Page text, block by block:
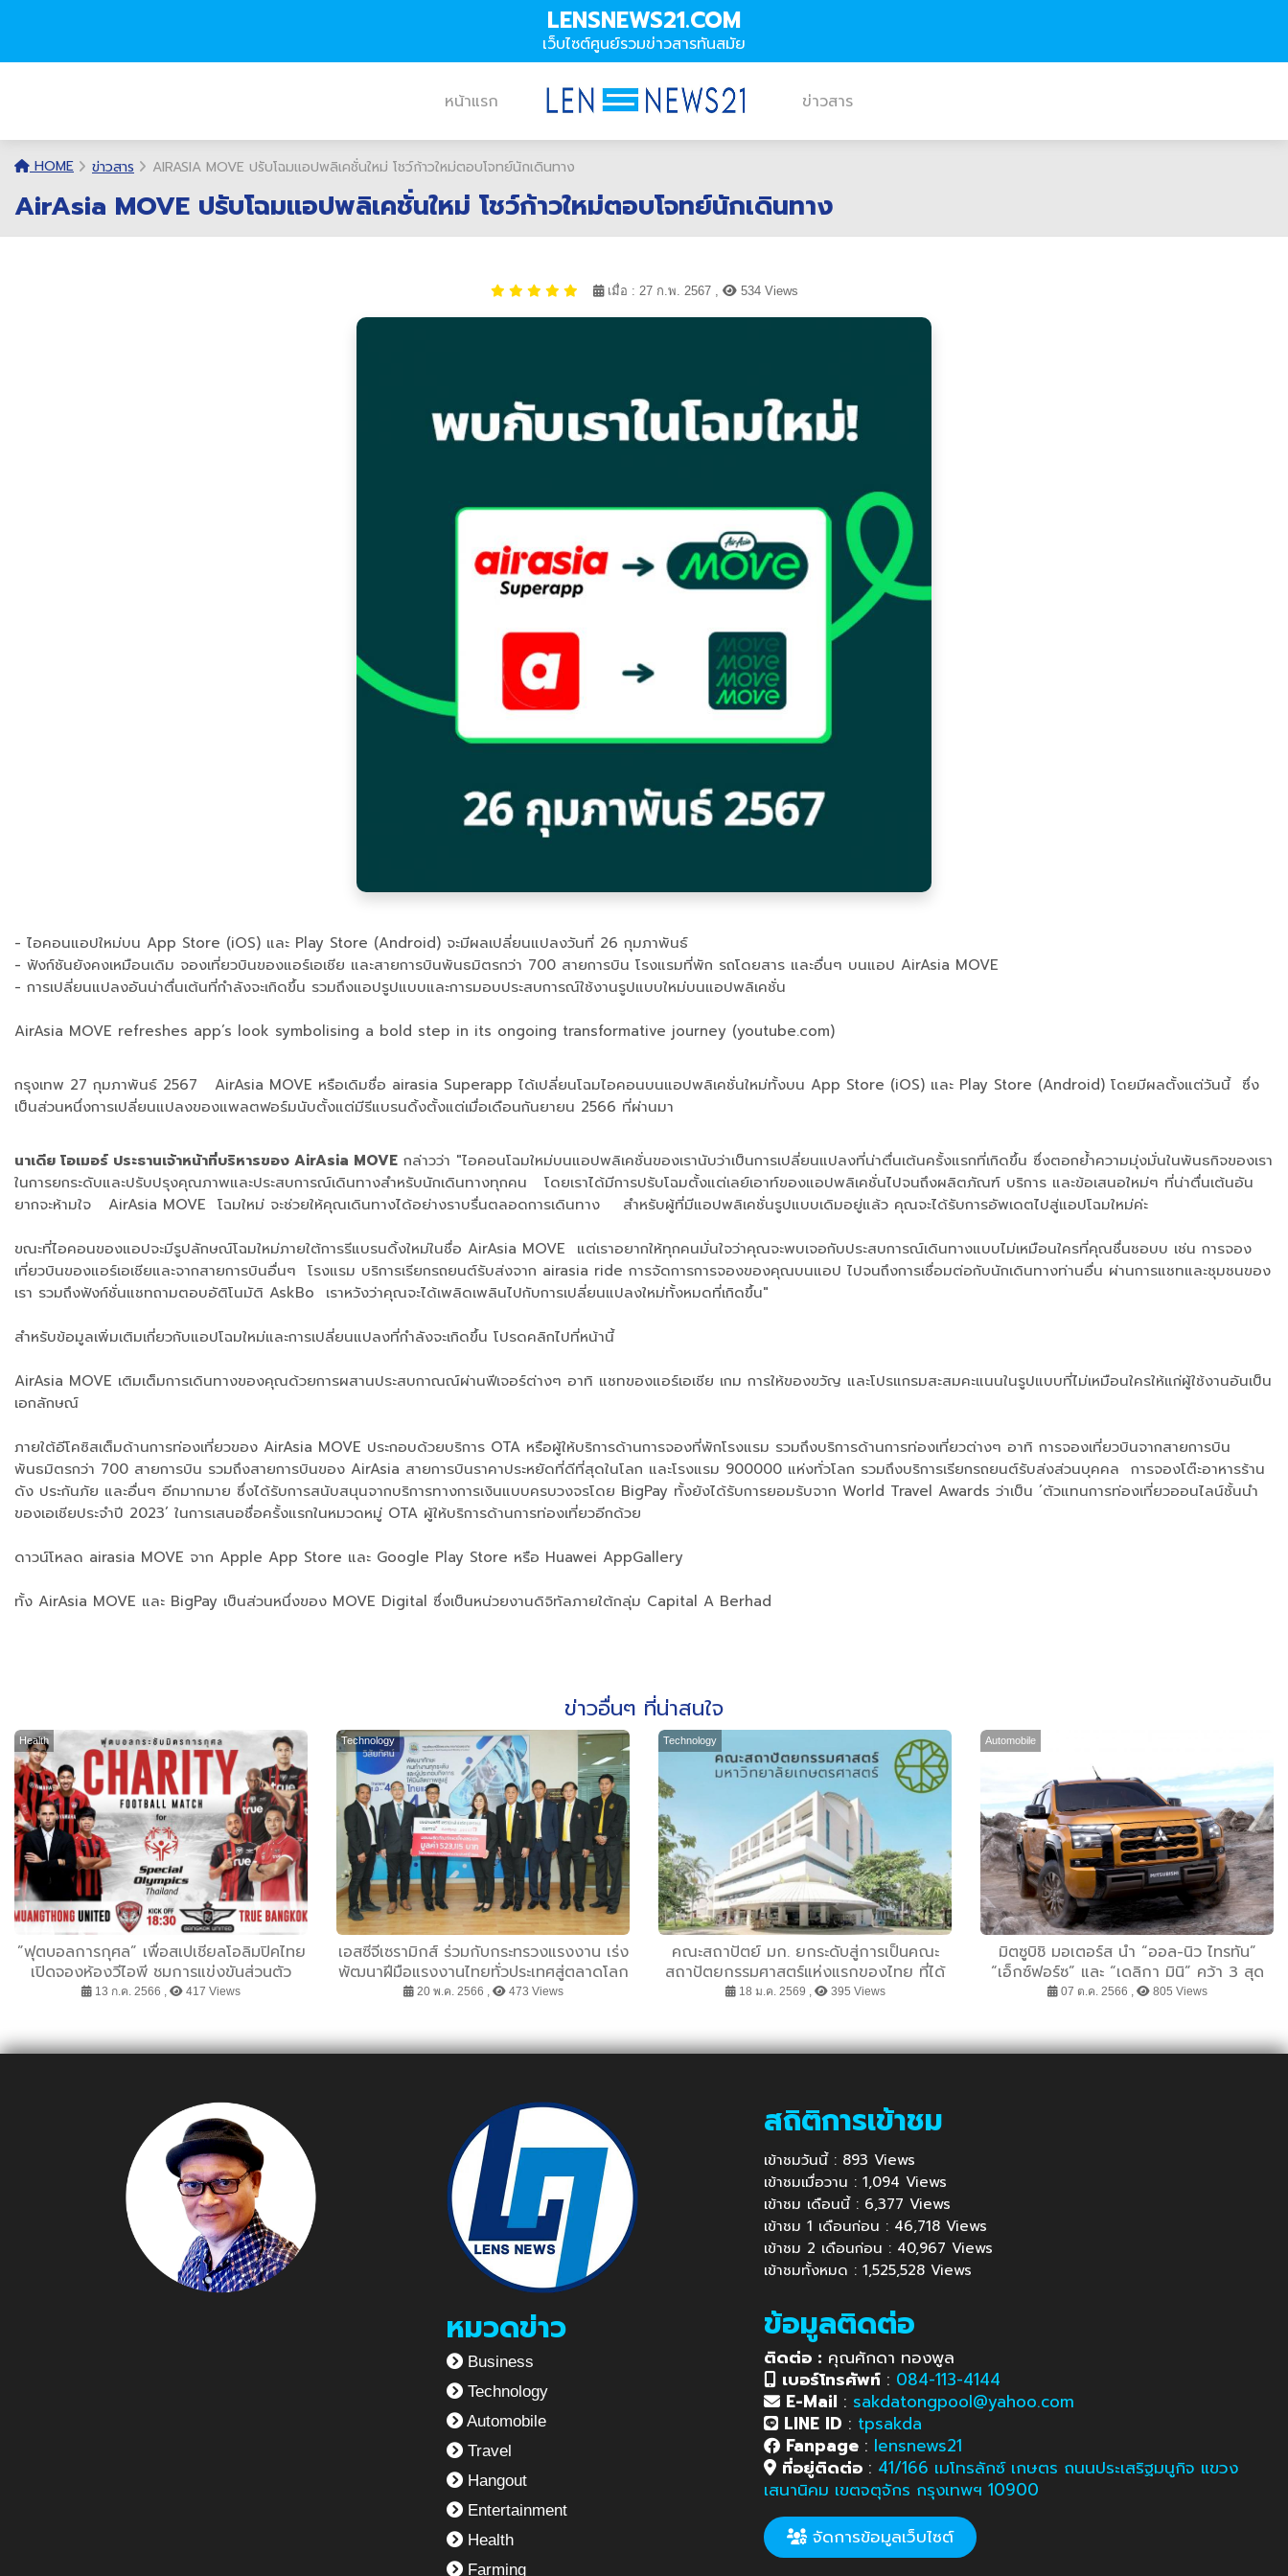
LENSNEWS21.COM
เว็บไซต์ศูนย์รวมข่าวสารทันสมัย
หน้าแรก ข่าวสาร
HOME ข่าวสาร AIRASIA MOVE ปรับโฉมแอปพลิเคชั่นใหม่ โชว์ก้าวใหม่ตอบโจทย์นักเดินทาง
AirAsia MOVE ปรับโฉมแอปพลิเคชั่นใหม่ โชว์ก้าวใหม่ตอบโจทย์นักเดินทาง
เมื่อ : 27 ก.พ. 2567 , 534 Views
- ไอคอนแอปใหม่บน App Store (iOS) และ Play Store (Android) จะมีผลเปลี่ยนแปลงวันที่ 26 กุมภาพันธ์
- ฟังก์ชันยังคงเหมือนเดิม จองเที่ยวบินของแอร์เอเชีย และสายการบินพันธมิตรกว่า 700 สายการบิน โรงแรมที่พัก รถโดยสาร และอื่นๆ บนแอป AirAsia MOVE
- การเปลี่ยนแปลงอันน่าตื่นเต้นที่กำลังจะเกิดขึ้น รวมถึงแอปรูปแบบและการมอบประสบการณ์ใช้งานรูปแบบใหม่บนแอปพลิเคชั่น
AirAsia MOVE refreshes app’s look symbolising a bold step in its ongoing transformative journey (youtube.com)
กรุงเทพ 27 กุมภาพันธ์ 2567 AirAsia MOVE หรือเดิมชื่อ airasia Superapp ได้เปลี่ยนโฉมไอคอนบนแอปพลิเคชั่นใหม่ทั้งบน App Store (iOS) และ Play Store (Android) โดยมีผลตั้งแต่วันนี้ ซึ่ง
เป็นส่วนหนึ่งการเปลี่ยนแปลงของแพลตฟอร์มนับตั้งแต่มีรีแบรนดิ้งตั้งแต่เมื่อเดือนกันยายน 2566 ที่ผ่านมา
นาเดีย โอเมอร์ ประธานเจ้าหน้าที่บริหารของ AirAsia MOVE กล่าวว่า "ไอคอนโฉมใหม่บนแอปพลิเคชั่นของเรานับว่าเป็นการเปลี่ยนแปลงที่น่าตื่นเต้นครั้งแรกที่เกิดขึ้น ซึ่งตอกย้ำความมุ่งมั่นในพันธกิจของเรา
ในการยกระดับและปรับปรุงคุณภาพและประสบการณ์เดินทางสำหรับนักเดินทางทุกคน โดยเราได้มีการปรับโฉมตั้งแต่เลย์เอาท์ของแอปพลิเคชั่นไปจนถึงผลิตภัณฑ์ บริการ และข้อเสนอใหม่ๆ ที่น่าตื่นเต้นอัน
ยากจะห้ามใจ AirAsia MOVE โฉมใหม่ จะช่วยให้คุณเดินทางได้อย่างราบรื่นตลอดการเดินทาง สำหรับผู้ที่มีแอปพลิเคชั่นรูปแบบเดิมอยู่แล้ว คุณจะได้รับการอัพเดตไปสู่แอปโฉมใหม่ค่ะ
ขณะที่ไอคอนของแอปจะมีรูปลักษณ์โฉมใหม่ภายใต้การรีแบรนดิ้งใหม่ในชื่อ AirAsia MOVE แต่เราอยากให้ทุกคนมั่นใจว่าคุณจะพบเจอกับประสบการณ์เดินทางแบบไม่เหมือนใครที่คุณชื่นชอบบ เช่น การจอง
เที่ยวบินของแอร์เอเชียและจากสายการบินอื่นๆ โรงแรม บริการเรียกรถยนต์รับส่งจาก airasia ride การจัดการการจองของคุณบนแอป ไปจนถึงการเชื่อมต่อกับนักเดินทางท่านอื่น ผ่านการแชทและชุมชนของ
เรา รวมถึงฟังก์ชั่นแชทถามตอบอัติโนมัติ AskBo เราหวังว่าคุณจะได้เพลิดเพลินไปกับการเปลี่ยนแปลงใหม่ทั้งหมดที่เกิดขึ้น"
สำหรับข้อมูลเพิ่มเติมเกี่ยวกับแอปโฉมใหม่และการเปลี่ยนแปลงที่กำลังจะเกิดขึ้น โปรดคลิกไปที่หน้านี้
AirAsia MOVE เติมเต็มการเดินทางของคุณด้วยการผสานประสบกาณณ์ผ่านฟีเจอร์ต่างๆ อาทิ แชทของแอร์เอเชีย เกม การให้ของขวัญ และโปรแกรมสะสมคะแนนในรูปแบบที่ไม่เหมือนใครให้แก่ผู้ใช้งานอันเป็น
เอกลักษณ์
ภายใต้อีโคซิสเต็มด้านการท่องเที่ยวของ AirAsia MOVE ประกอบด้วยบริการ OTA หรือผู้ให้บริการด้านการจองที่พักโรงแรม รวมถึงบริการด้านการท่องเที่ยวต่างๆ อาทิ การจองเที่ยวบินจากสายการบิน
พันธมิตรกว่า 700 สายการบิน รวมถึงสายการบินของ AirAsia สายการบินราคาประหยัดที่ดีที่สุดในโลก และโรงแรม 900000 แห่งทั่วโลก รวมถึงบริการเรียกรถยนต์รับส่งส่วนบุคคล การจองโต๊ะอาหารร้าน
ดัง ประกันภัย และอื่นๆ อีกมากมาย ซึ่งได้รับการสนับสนุนจากบริการทางการเงินแบบครบวงจรโดย BigPay ทั้งยังได้รับการยอมรับจาก World Travel Awards ว่าเป็น ’ตัวแทนการท่องเที่ยวออนไลน์ชั้นนำ
ของเอเชียประจำปี 2023’ ในการเสนอชื่อครั้งแรกในหมวดหมู่ OTA ผู้ให้บริการด้านการท่องเที่ยวอีกด้วย
ดาวน์โหลด airasia MOVE จาก Apple App Store และ Google Play Store หรือ Huawei AppGallery
ทั้ง AirAsia MOVE และ BigPay เป็นส่วนหนึ่งของ MOVE Digital ซึ่งเป็นหน่วยงานดิจิทัลภายใต้กลุ่ม Capital A Berhad
ข่าวอื่นๆ ที่น่าสนใจ
Health
”ฟุตบอลการกุศล” เพื่อสเปเชียลโอลิมปิคไทย
เปิดจองห้องวีไอพี ชมการแข่งขันส่วนตัว
13 ก.ค. 2566 , 417 Views
Technology
เอสซีจีเซรามิกส์ ร่วมกับกระทรวงแรงงาน เร่ง
พัฒนาฝีมือแรงงานไทยทั่วประเทศสู่ตลาดโลก
20 พ.ค. 2566 , 473 Views
Technology
คณะสถาปัตย์ มก. ยกระดับสู่การเป็นคณะ
สถาปัตยกรรมศาสตร์แห่งแรกของไทย ที่ได้
รับรางวัลสำนักงานสีเขียวขั้นสูงสุด Green
18 ม.ค. 2569 , 395 Views
Automobile
มิตซูบิชิ มอเตอร์ส นำ “ออล-นิว ไทรทัน”
“เอ็กซ์ฟอร์ซ” และ “เดลิกา มินิ” คว้า 3 สุด
ยอดรางวัลออกแบบยอดเยี่ยมแห่งญี่ปุ่น
มาตรฐานระดับโลก
07 ต.ค. 2566 , 805 Views
หมวดข่าว
Business
Technology
Automobile
Travel
Hangout
Entertainment
Health
Farming
สถิติการเข้าชม
เข้าชมวันนี้ : 893 Views
เข้าชมเมื่อวาน : 1,094 Views
เข้าชม เดือนนี้ : 6,377 Views
เข้าชม 1 เดือนก่อน : 46,718 Views
เข้าชม 2 เดือนก่อน : 40,967 Views
เข้าชมทั้งหมด : 1,525,528 Views
ข้อมูลติดต่อ
ติดต่อ : คุณศักดา ทองพูล
เบอร์โทรศัพท์ : 084-113-4144
E-Mail : sakdatongpool@yahoo.com
LINE ID : tpsakda
Fanpage : lensnews21
ที่อยู่ติดต่อ : 41/166 เมโทรลักซ์ เกษตร ถนนประเสริฐมนูกิจ แขวง
เสนานิคม เขตจตุจักร กรุงเทพฯ 10900
จัดการข้อมูลเว็บไซต์